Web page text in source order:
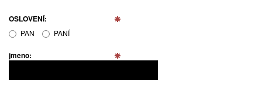
OSLOVENÍ:
PAN PANÍ
jmeno: